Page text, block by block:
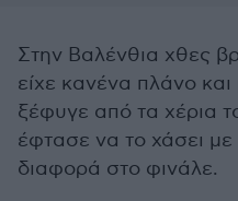
Στην Βαλένθια χθες
είχε κανένα πλάνο και
ξέφυγε από τα χέρια
έφτασε να το χάσει
διαφορά στο φινάλε.